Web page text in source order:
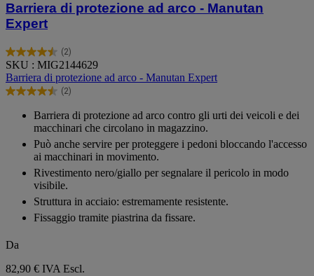
Barriera di protezione ad arco - Manutan
Expert
(2)
4.5
su
5
stelle.
recensioni
SKU : MIG2144629
Barriera di protezione ad arco - Manutan Expert
(2)
4.5
recensioni
Barriera di protezione ad arco contro gli urti dei veicoli e dei
macchinari che circolano in magazzino.
Può anche servire per proteggere i pedoni bloccando l'accesso
ai macchinari in movimento.
Rivestimento nero/giallo per segnalare il pericolo in modo
visibile.
Struttura in acciaio: estremamente resistente.
Fissaggio tramite piastrina da fissare.
Da
82,90 € IVA Escl.